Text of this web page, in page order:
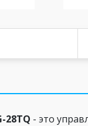
28TQ - это